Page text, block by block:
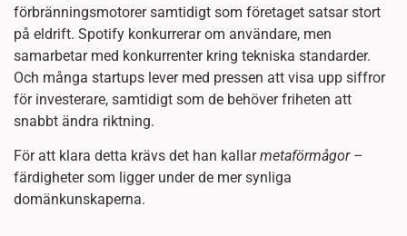
förbränningsmotorer samtidigt som företaget satsar stort
på eldrift. Spotify konkurrerar om användare, men
samarbetar med konkurrenter kring tekniska standarder.
Och många startups lever med pressen att visa upp siffror
för investerare, samtidigt som de behöver friheten att
snabbt ändra riktning.
För att klara detta krävs det han kallarmetaförmågor–
färdigheter som ligger under de mer synliga
domänkunskaperna.